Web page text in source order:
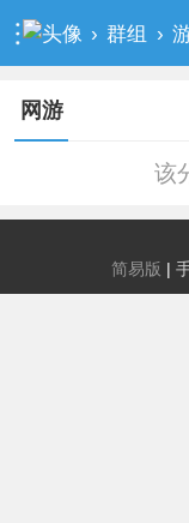
› 群组 ›
网游
该
简易版 |